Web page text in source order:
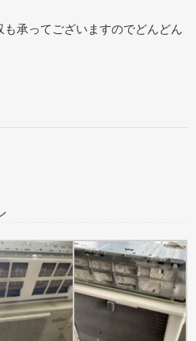
承ってございますのでどんどん